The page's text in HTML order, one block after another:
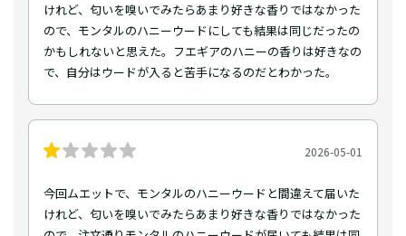
けれど、匂いを嗅いでみたらあまり好きな香りではなかった
ので、モンタルのハニーウードにしても結果は同じだったの
かもしれないと思えた。フエギアのハニーの香りは好きなの
で、自分はウードが入ると苦手になるのだとわかった。
2026-05-01
今回ムエットで、モンタルのハニーウードと間違えて届いた
けれど、匂いを嗅いでみたらあまり好きな香りではなかった